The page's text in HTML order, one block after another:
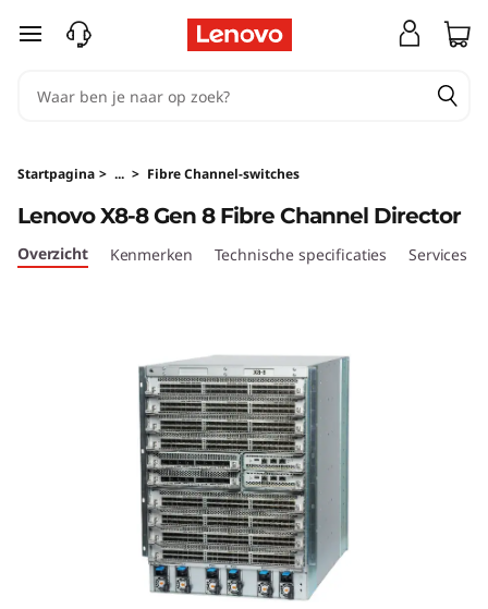
o
v
o
Ga naar de hoofdinhoud
Startpagina > ... > Fibre Channel-switches
Lenovo X8-8 Gen 8 Fibre Channel Director
Overzicht Kenmerken Technische specificaties Services